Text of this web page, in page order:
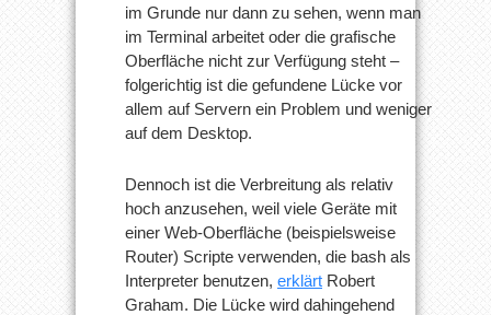
im Grunde nur dann zu sehen, wenn man
im Terminal arbeitet oder die grafische
Oberfläche nicht zur Verfügung steht –
folgerichtig ist die gefundene Lücke vor
allem auf Servern ein Problem und weniger
auf dem Desktop.
Dennoch ist die Verbreitung als relativ
hoch anzusehen, weil viele Geräte mit
einer Web-Oberfläche (beispielsweise
Router) Scripte verwenden, die bash als
Interpreter benutzen, erklärt Robert
Graham. Die Lücke wird dahingehend